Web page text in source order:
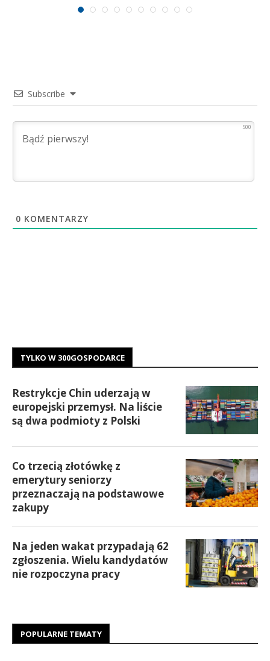
Subscribe
500
0 KOMENTARZY
TYLKO W 300GOSPODARCE
Restrykcje Chin uderzają w
europejski przemysł. Na liście
są dwa podmioty z Polski
Co trzecią złotówkę z
emerytury seniorzy
przeznaczają na podstawowe
zakupy
Na jeden wakat przypadają 62
zgłoszenia. Wielu kandydatów
nie rozpoczyna pracy
POPULARNE TEMATY